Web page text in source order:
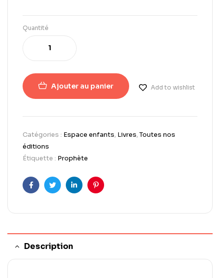
Quantité
Ajouter au panier Add to wishlist
Catégories : Espace enfants, Livres,Toutes nos
éditions
Étiquette : Prophète
FacebookTwitterLinkedInPinterest
Description